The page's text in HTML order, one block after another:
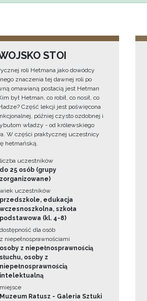
STOI
roli Hetmana jako dowódcy
znaczenia tej dawnej roli po
omawianą postacią jest Hetman
był Hetman, co robił, co nosił, co
Część lekcji jest poświęcona
później czysto ozdobnej i
władzy - od królewskiego
W części praktycznej uczestnicy
hetmańską.
liczba uczestników
do 25 osób (grupy
zorganizowane)
wiek uczestników
przedszkole, edukacja
wczesnoszkolna, szkoła
podstawowa (kl. 4-8)
dostępność dla osób
z niepełnosprawnościami
osoby z niepełnosprawnością
słuchu, osoby z
niepełnosprawnością
intelektualną
miejsce
Muzeum Ratusz - Galeria Sztuki